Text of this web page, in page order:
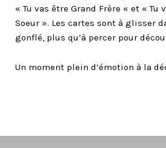
« Tu vas être Grand Frère « et « Tu
Soeur ». Les cartes sont à glisser
gonflé, plus qu’à percer pour
Un moment plein d’émotion à la